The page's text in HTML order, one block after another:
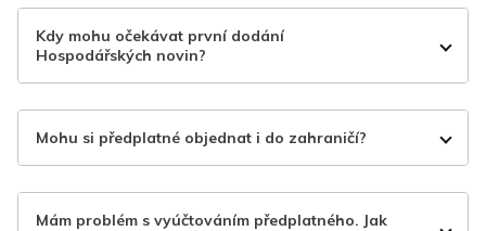
Kdy mohu očekávat první dodání
Hospodářských novin?
Mohu si předplatné objednat i do zahraničí?
Mám problém s vyúčtováním předplatného. Jak